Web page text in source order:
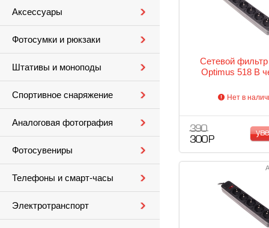
Аксессуары
Фотосумки и рюкзаки
Штативы и моноподы
Спортивное снаряжение
Аналоговая фотография
Фотосувениры
Телефоны и смарт-часы
Электротранспорт
Сетевой
Optimus 518 B
Нет в
390
300 Р